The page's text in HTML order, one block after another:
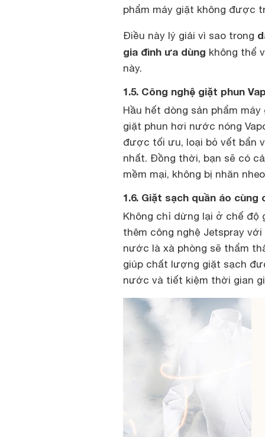
phẩm máy giặt không được
Điều này lý giải vì sao trong
gia đình ưa dùng không thể
này.
1.5. Công nghệ giặt phun
Hầu hết dòng sản phẩm
giặt phun hơi nước nóng
được tối ưu, loại bỏ vết bẩn
nhất. Đồng thời, bạn sẽ có
mềm mại, không bị nhăn
1.6. Giặt sạch quần áo
Không chỉ dừng lại ở chế độ
thêm công nghệ Jetspray
nước là xà phòng sẽ thẩm
giúp chất lượng giặt sạch
nước và tiết kiệm thời gian